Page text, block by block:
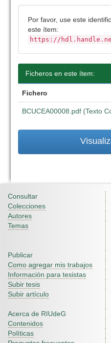
Por favor, use este
este ítem:
https://
Ficheros en este ítem:
Fichero
BCUCEA00008.pdf (Texto
Consultar
Colecciones
Autores
Temas
Publicar
Como agregar mis trabajos
Información para tesistas
Subir tesis
Subir artículo
Acerca de RIUdeG
Contenidos
Políticas